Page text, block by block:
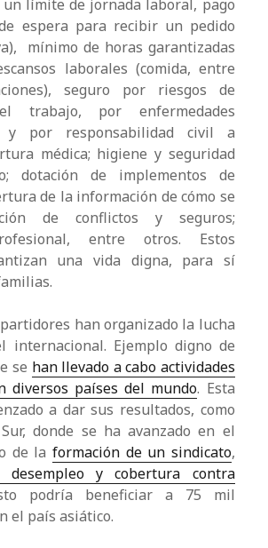
límite de jornada laboral, pago
espera para recibir un pedido
mínimo de horas garantizadas
laborales (comida, entre
seguro por riesgos de
trabajo, por enfermedades
y por responsabilidad civil a
médica; higiene y seguridad
dotación de implementos de
de la información de cómo se
de conflictos y seguros;
entre otros. Estos
una vida digna, para sí
han organizado la lucha
internacional. Ejemplo digno de
se han llevado a cabo actividades
diversos países del mundo. Esta
a dar sus resultados, como
donde se ha avanzado en el
de la formación de un sindicato,
desempleo y cobertura contra
podría beneficiar a 75 mil
el país asiático.